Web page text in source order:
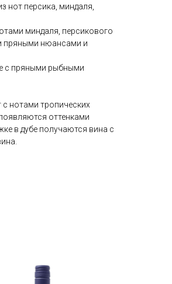
нот персика, миндаля,
миндаля, персикового
пряными нюансами и
с пряными рыбными
нотами тропических
оттенками
в дубе получаются вина с